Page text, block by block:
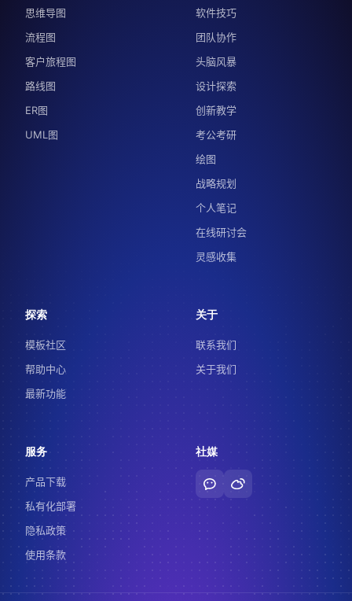
思维导图
流程图
客户旅程图
路线图
ER图
UML图
软件技巧
团队协作
头脑风暴
设计探索
创新教学
考公考研
绘图
战略规划
个人笔记
在线研讨会
灵感收集
探索
模板社区
帮助中心
最新功能
关于
联系我们
关于我们
服务
产品下载
私有化部署
隐私政策
使用条款
社媒